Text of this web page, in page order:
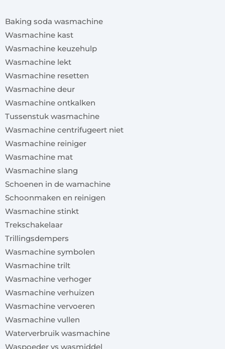
Baking soda wasmachine
Wasmachine kast
Wasmachine keuzehulp
Wasmachine lekt
Wasmachine resetten
Wasmachine deur
Wasmachine ontkalken
Tussenstuk wasmachine
Wasmachine centrifugeert niet
Wasmachine reiniger
Wasmachine mat
Wasmachine slang
Schoenen in de wamachine
Schoonmaken en reinigen
Wasmachine stinkt
Trekschakelaar
Trillingsdempers
Wasmachine symbolen
Wasmachine trilt
Wasmachine verhoger
Wasmachine verhuizen
Wasmachine vervoeren
Wasmachine vullen
Waterverbruik wasmachine
Waspoeder vs wasmiddel